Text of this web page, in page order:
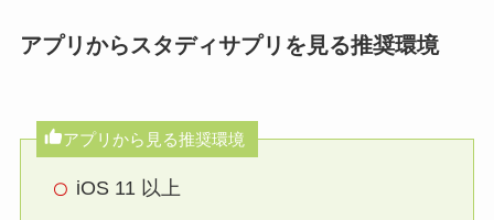
アプリからスタディサプリを見る推奨環境
アプリから見る推奨環境
iOS 11 以上